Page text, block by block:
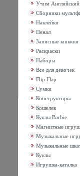
Учим Английский
Сборники
Наклейки
Пенал
Записные книжки
Раскраски
Наборы
Все для девочек
Flip Flap
Сумки
Конструкторы
Кошелек
Куклы Barbie
Магнитные
Музыкальные
Музыкальные
Куклы
Игрушка-каталка